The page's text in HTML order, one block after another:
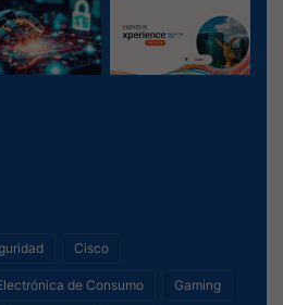
Cisco
de Consumo Gaming